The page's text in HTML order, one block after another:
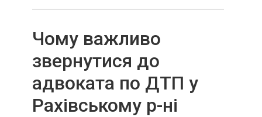
Чому важливо
звернутися до
адвоката по ДТП у
Рахівському р-ні